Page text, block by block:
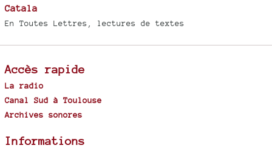
Catala
En Toutes Lettres, lectures de textes
Accès rapide
La radio
Canal Sud à Toulouse
Archives sonores
Informations